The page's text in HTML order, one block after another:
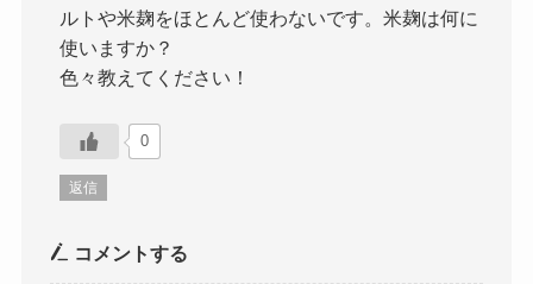
ルトや米麹をほとんど使わないです。米麹は何に
使いますか？
色々教えてください！
0
返信
コメントする